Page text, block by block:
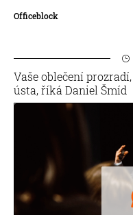
Officeblock
Vaše oblečení
ústa, říká Daniel Šmíd